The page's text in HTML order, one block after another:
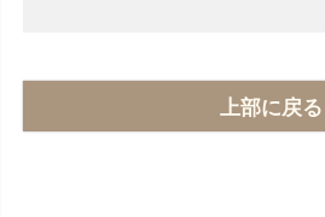
上部に戻る